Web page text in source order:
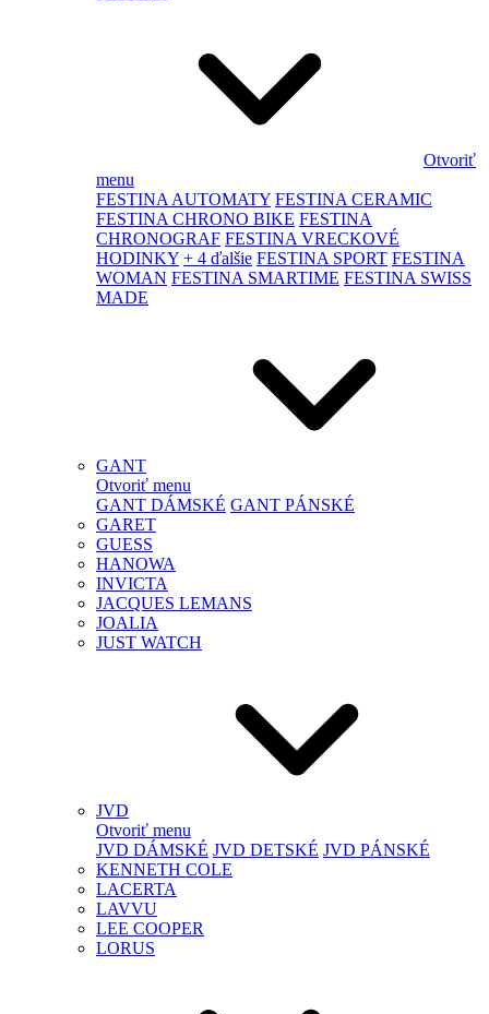
Otvoriť
menu
FESTINA AUTOMATY FESTINA CERAMIC
FESTINA CHRONO BIKE FESTINA
CHRONOGRAF FESTINA VRECKOVÉ
HODINKY + 4 ďalšie FESTINA SPORT FESTINA
WOMAN FESTINA SMARTIME FESTINA SWISS
MADE
GANT
Otvoriť menu
GANT DÁMSKÉ GANT PÁNSKÉ
GARET
GUESS
HANOWA
INVICTA
JACQUES LEMANS
JOALIA
JUST WATCH
JVD
Otvoriť menu
JVD DÁMSKÉ JVD DETSKÉ JVD PÁNSKÉ
KENNETH COLE
LACERTA
LAVVU
LEE COOPER
LORUS